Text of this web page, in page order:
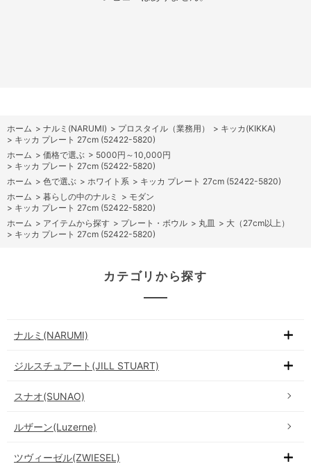
ホーム > ナルミ(NARUMI) > プロスタイル（業務用） > キッカ(KIKKA)
> キッカ プレート 27cm (52422-5820)
ホーム > 価格で選ぶ > 5000円～10,000円
> キッカ プレート 27cm (52422-5820)
ホーム > 色で選ぶ > ホワイト系 > キッカ プレート 27cm (52422-5820)
ホーム > 暮らしの中のナルミ > モダン
> キッカ プレート 27cm (52422-5820)
ホーム > アイテムから探す > プレート・ボウル > 丸皿 > 大（27cm以上）
> キッカ プレート 27cm (52422-5820)
カテゴリから探す
ナルミ(NARUMI)
ジルスチュアート(JILL STUART)
スナオ(SUNAO)
ルザーン(Luzerne)
ツヴィーゼル(ZWIESEL)